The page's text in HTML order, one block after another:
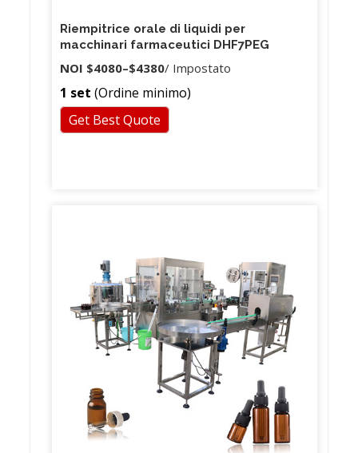
Riempitrice orale di liquidi per
macchinari farmaceutici DHF7PEG
NOI $4080–$4380/ Impostato
1 set (Ordine minimo)
Get Best Quote